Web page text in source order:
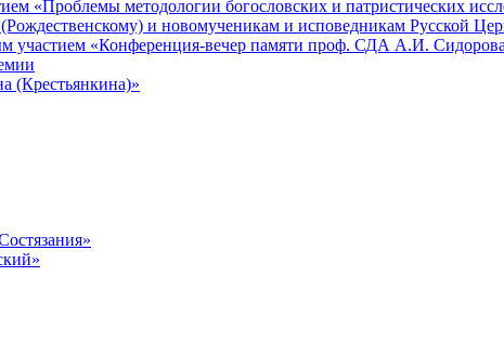
«Проблемы методологии богословских и патристических
и новомученикам и исповедникам Русской
участием «Конференция-вечер памяти проф. СДА А.И.
(Крестьянкина)»